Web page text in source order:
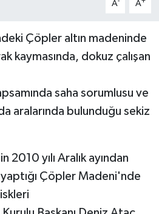
A A
Çöpler altın madeninde
kaymasında, dokuz çalışan
saha sorumlusu ve
aralarında bulunduğu sekiz
yılı Aralık ayından
Çöpler Madeni'nde